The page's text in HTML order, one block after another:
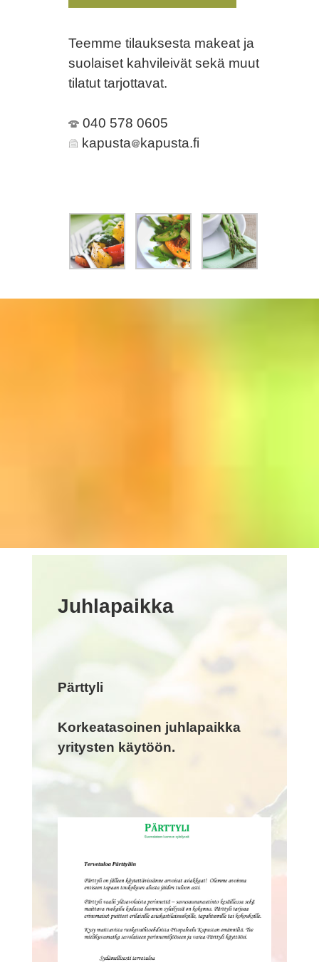
Teemme tilauksesta makeat ja
suolaiset kahvileivät sekä muut
tilatut tarjottavat.
040 578 0605
kapusta
kapusta.fi
Juhlapaikka
Pärttyli
Korkeatasoinen juhlapaikka
yritysten käytöön.